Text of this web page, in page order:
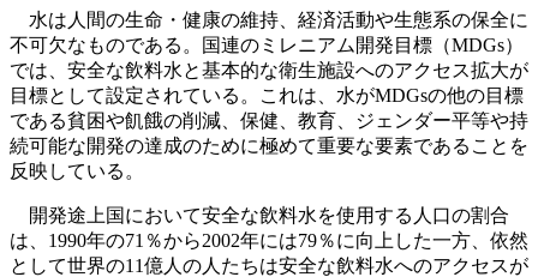
水は人間の生命・健康の維持、経済活動や生態系の保全に
不可欠なものである。国連のミレニアム開発目標（MDGs）
では、安全な飲料水と基本的な衛生施設へのアクセス拡大が
目標として設定されている。これは、水がMDGsの他の目標
である貧困や飢餓の削減、保健、教育、ジェンダー平等や持
続可能な開発の達成のために極めて重要な要素であることを
反映している。
開発途上国において安全な飲料水を使用する人口の割合
は、1990年の71％から2002年には79％に向上した一方、依然
として世界の11億人の人たちは安全な飲料水へのアクセスが